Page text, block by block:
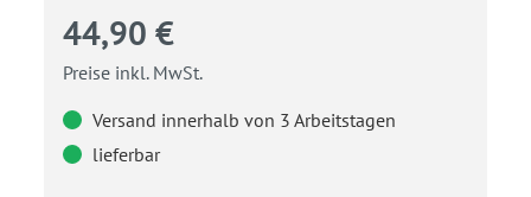
44,90 €
Preise inkl. MwSt.
Versand innerhalb von 3 Arbeitstagen
lieferbar